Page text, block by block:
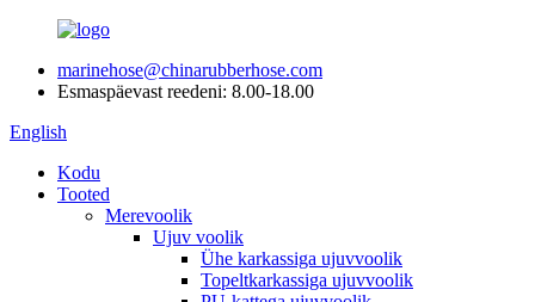
marinehose@chinarubberhose.com
Esmaspäevast reedeni: 8.00-18.00
English
Kodu
Tooted
Merevoolik
Ujuv voolik
Ühe karkassiga ujuvvoolik
Topeltkarkassiga ujuvvoolik